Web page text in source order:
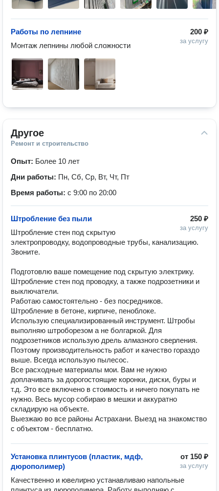
200 ₽
за услугу
Работы по лепнине
Монтаж лепнины любой сложности
Другое
Ремонт и строительство
Опыт: Более 10 лет
Дни работы: Пн, Сб, Ср, Вт, Чт, Пт
Время работы: с 9:00 по 20:00
250 ₽
за услугу
Штробление без пыли
Штробление стен под скрытую
электропроводку, водопроводные трубы, канализацию.
Звоните.
Подготовлю ваше помещение под скрытую электрику.
Штробление стен под проводку, а также подрозетники и
выключатели.
Работаю самостоятельно - без посредников.
Штробление в бетоне, кирпиче, пеноблоке.
Использую специализированный инструмент. Штробы
выполняю штроборезом а не болгаркой. Для
подрозетников использую дрель алмазного сверления.
Поэтому производительность работ и качество гораздо
выше. Всегда использую пылесос.
Все расходные материалы мои. Вам не нужно
доплачивать за дорогостоящие коронки, диски, буры и
т.д. Это все включено в стоимость и ничего покупать не
нужно. Весь мусор собираю в мешки и аккуратно
складирую на объекте.
Выезжаю во все районы Астрахани. Выезд на знакомство
с объектом - бесплатно.
от 150 ₽
за услугу
Установка плинтусов (пластик, мдф,
дюрополимер)
Качественно и ювелирно устанавливаю напольные